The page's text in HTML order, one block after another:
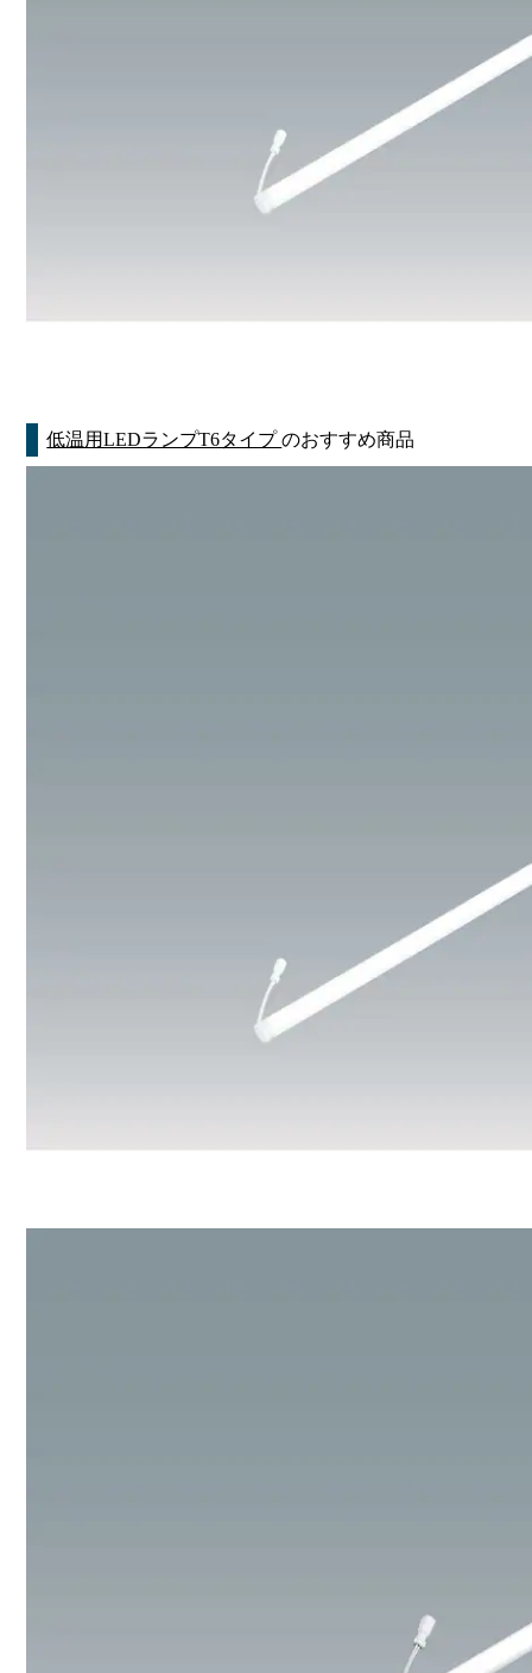
低温用LEDランプT6タイプのおすすめ商品